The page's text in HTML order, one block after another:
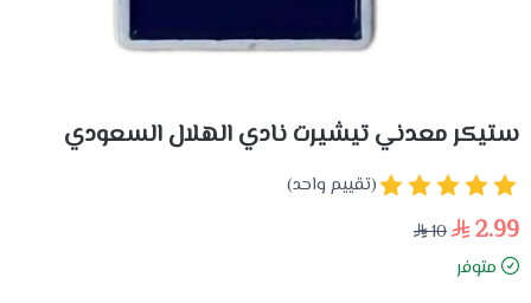
ستيكر معدني تيشيرت نادي الهلال السعودي
(تقييم واحد)
2.99
10
متوفر